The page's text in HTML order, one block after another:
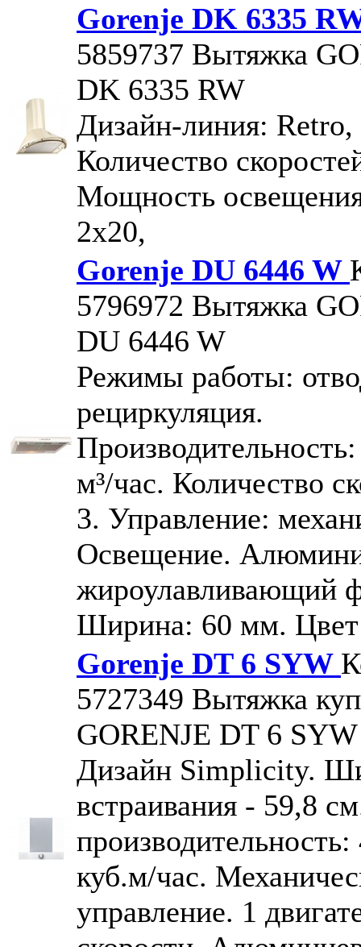
Gorenje DK 6335
5859737 Вытяжка
DK 6335 RW
Дизайн-линия: Retro,
Количество
Мощность
2х20,
Gorenje DU 6446 W
5796972 Вытяжка
DU 6446 W
Режимы работы:
рециркуляция.
м³/час. Количество
3. Управление:
Освещение.
жироулавливающий
Ширина: 60 мм.
Gorenje DT 6 SYW
5727349 Вытяжка
GORENJE DT 6 SYW
Дизайн Simplicity.
встраивания - 59,8
производительность:
куб.м/час.
управление. 1